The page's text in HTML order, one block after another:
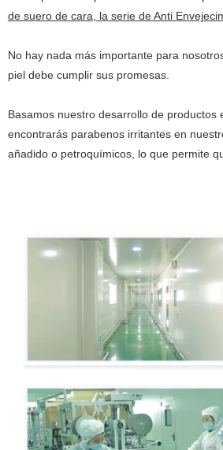
de suero de cara
la serie de Anti
No hay nada más importante para
piel debe cumplir sus promesas.
Basamos nuestro desarrollo de
encontrarás parabenos irritantes en
añadido o petroquímicos, lo que permite